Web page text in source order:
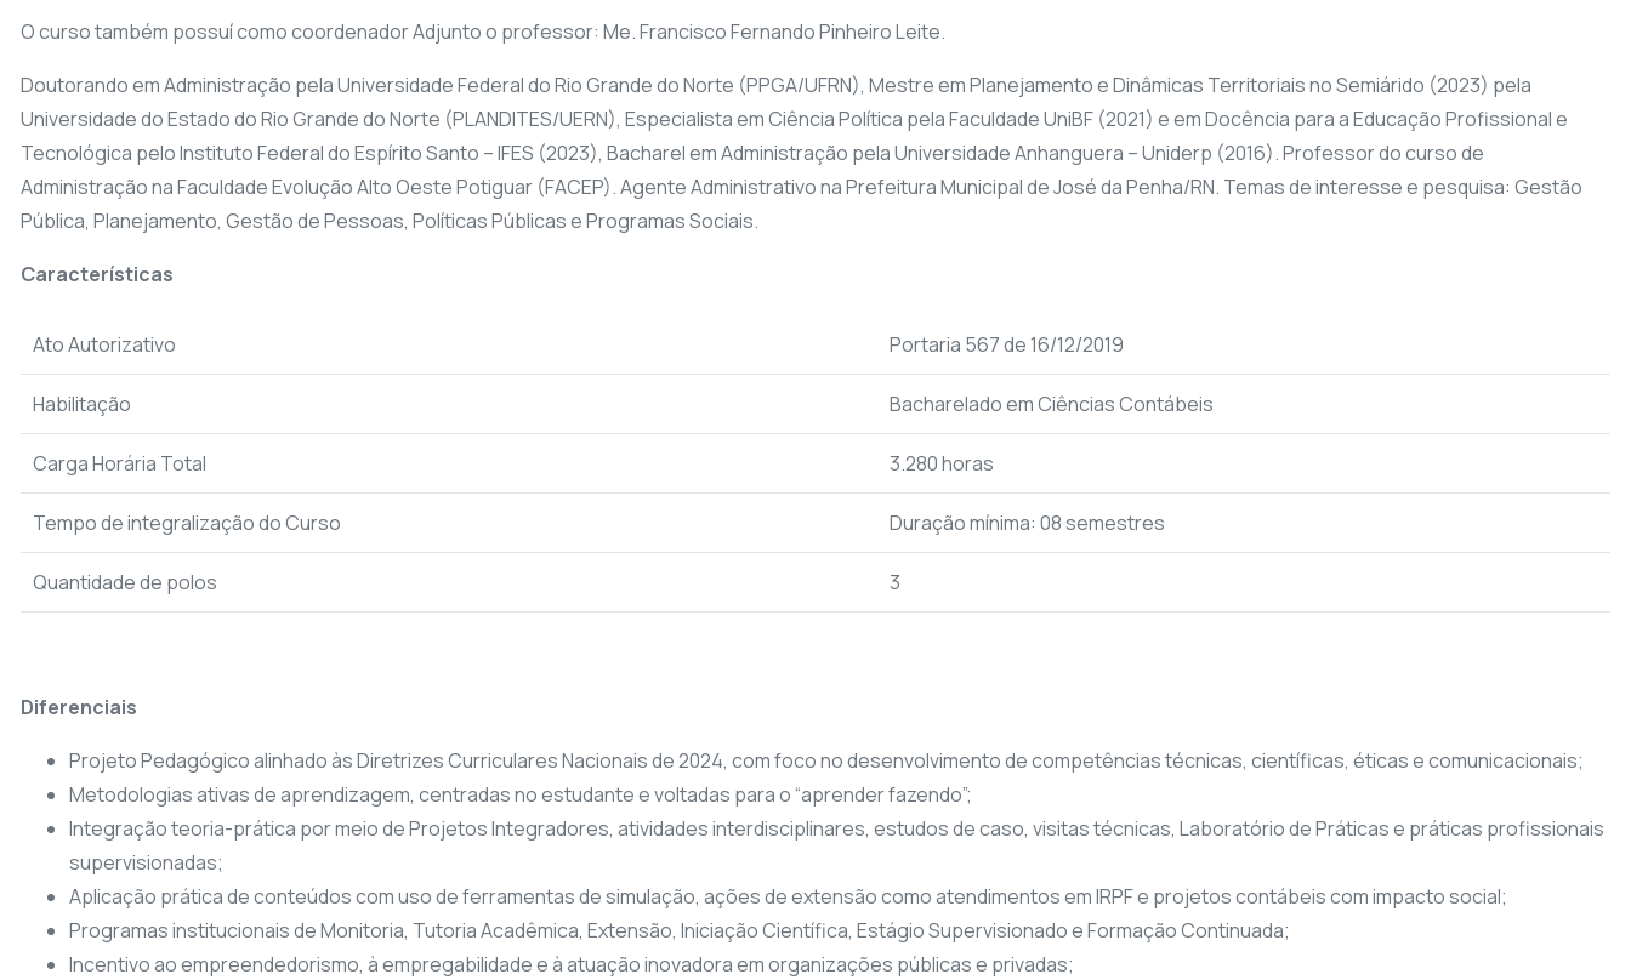
O curso também possuí como coordenador Adjunto o professor: Me. Francisco Fernando Pinheiro Leite.
Doutorando em Administração pela Universidade Federal do Rio Grande do Norte (PPGA/UFRN), Mestre em Planejamento e Dinâmicas Territoriais no Semiárido (2023) pela
Universidade do Estado do Rio Grande do Norte (PLANDITES/UERN), Especialista em Ciência Política pela Faculdade UniBF (2021) e em Docência para a Educação Profissional e
Tecnológica pelo Instituto Federal do Espírito Santo – IFES (2023), Bacharel em Administração pela Universidade Anhanguera – Uniderp (2016). Professor do curso de
Administração na Faculdade Evolução Alto Oeste Potiguar (FACEP). Agente Administrativo na Prefeitura Municipal de José da Penha/RN. Temas de interesse e pesquisa: Gestão
Pública, Planejamento, Gestão de Pessoas, Políticas Públicas e Programas Sociais.
Características
Ato Autorizativo Portaria 567 de 16/12/2019
Habilitação Bacharelado em Ciências Contábeis
Carga Horária Total 3.280 horas
Tempo de integralização do Curso Duração mínima: 08 semestres
Quantidade de polos 3
Diferenciais
Projeto Pedagógico alinhado às Diretrizes Curriculares Nacionais de 2024, com foco no desenvolvimento de competências técnicas, científicas, éticas e comunicacionais;
Metodologias ativas de aprendizagem, centradas no estudante e voltadas para o “aprender fazendo”;
Integração teoria-prática por meio de Projetos Integradores, atividades interdisciplinares, estudos de caso, visitas técnicas, Laboratório de Práticas e práticas profissionais
supervisionadas;
Aplicação prática de conteúdos com uso de ferramentas de simulação, ações de extensão como atendimentos em IRPF e projetos contábeis com impacto social;
Programas institucionais de Monitoria, Tutoria Acadêmica, Extensão, Iniciação Científica, Estágio Supervisionado e Formação Continuada;
Incentivo ao empreendedorismo, à empregabilidade e à atuação inovadora em organizações públicas e privadas;